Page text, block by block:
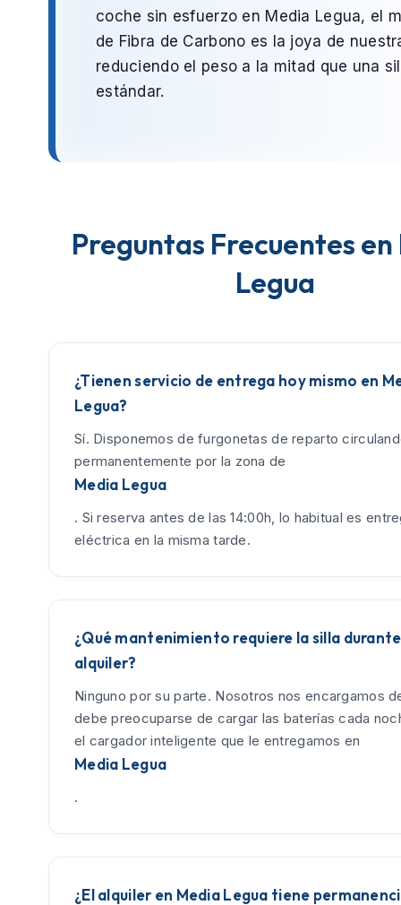
coche sin esfuerzo en Media Legua, el
de Fibra de Carbono es la joya de
reduciendo el peso a la mitad que una
estándar.
Preguntas Frecuentes
Legua
¿Tienen servicio de entrega hoy mismo en
Legua?
Sí. Disponemos de furgonetas de reparto
permanentemente por la zona de
Media Legua
. Si reserva antes de las 14:00h, lo habitual es
eléctrica en la misma tarde.
¿Qué mantenimiento requiere la silla
alquiler?
Ninguno por su parte. Nosotros nos encargamos
debe preocuparse de cargar las baterías cada
el cargador inteligente que le entregamos en
Media Legua
.
¿El alquiler en Media Legua tiene